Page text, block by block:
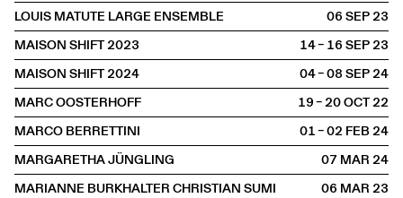
LOUIS MATUTE LARGE ENSEMBLE
06 SEP2023
MAISON SHIFT 2023
14 – 16 SEP2023
MAISON SHIFT 2024
04 – 08 SEP2024
MARC OOSTERHOFF
19 – 20 OCT2022
MARCO BERRETTINI
01 – 02 FEB2024
MARGARETHA JÜNGLING
07 MAR2024
MARIANNE BURKHALTER CHRISTIAN SUMI
06 MAR2023